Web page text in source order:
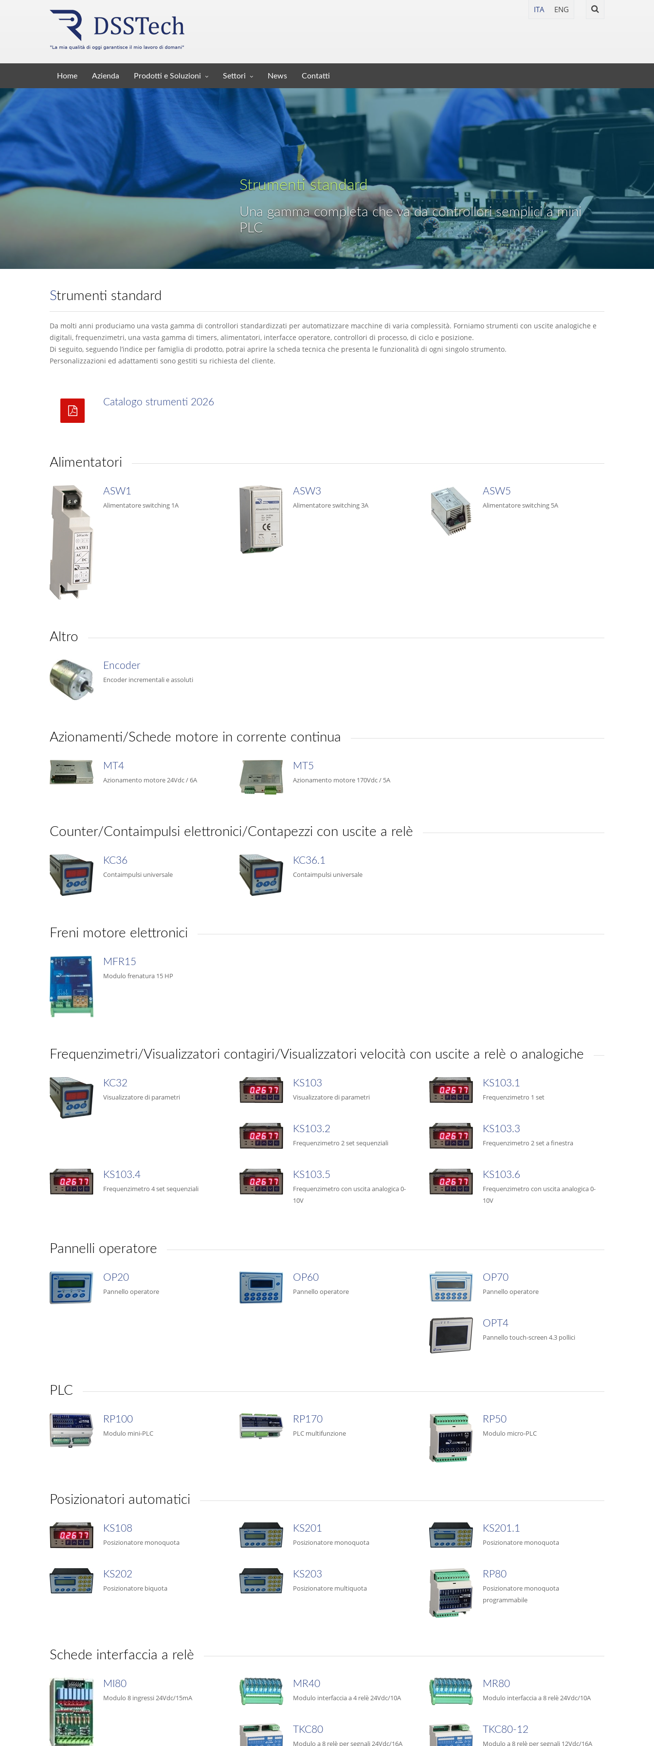
ITA ENG
Home Azienda Prodotti e Soluzioni Settori News Contatti
Strumenti standard
Una gamma completa che va da controllori semplici a mini
PLC
Strumenti standard
Da molti anni produciamo una vasta gamma di controllori standardizzati per automatizzare macchine di varia complessità. Forniamo strumenti con uscite analogiche e
digitali, frequenzimetri, una vasta gamma di timers, alimentatori, interfacce operatore, controllori di processo, di ciclo e posizione.
Di seguito, seguendo l’indice per famiglia di prodotto, potrai aprire la scheda tecnica che presenta le funzionalità di ogni singolo strumento.
Personalizzazioni ed adattamenti sono gestiti su richiesta del cliente.
Catalogo strumenti 2026
Alimentatori
ASW1
Alimentatore switching 1A
ASW3
Alimentatore switching 3A
ASW5
Alimentatore switching 5A
Altro
Encoder
Encoder incrementali e assoluti
Azionamenti/Schede motore in corrente continua
MT4
Azionamento motore 24Vdc / 6A
MT5
Azionamento motore 170Vdc / 5A
Counter/Contaimpulsi elettronici/Contapezzi con uscite a relè
KC36
Contaimpulsi universale
KC36.1
Contaimpulsi universale
Freni motore elettronici
MFR15
Modulo frenatura 15 HP
Frequenzimetri/Visualizzatori contagiri/Visualizzatori velocità con uscite a relè o analogiche
KC32
Visualizzatore di parametri
KS103
Visualizzatore di parametri
KS103.1
Frequenzimetro 1 set
KS103.2
Frequenzimetro 2 set sequenziali
KS103.3
Frequenzimetro 2 set a finestra
KS103.4
Frequenzimetro 4 set sequenziali
KS103.5
Frequenzimetro con uscita analogica 0-
10V
KS103.6
Frequenzimetro con uscita analogica 0-
10V
Pannelli operatore
OP20
Pannello operatore
OP60
Pannello operatore
OP70
Pannello operatore
OPT4
Pannello touch-screen 4.3 pollici
PLC
RP100
Modulo mini-PLC
RP170
PLC multifunzione
RP50
Modulo micro-PLC
Posizionatori automatici
KS108
Posizionatore monoquota
KS201
Posizionatore monoquota
KS201.1
Posizionatore monoquota
KS202
Posizionatore biquota
KS203
Posizionatore multiquota
RP80
Posizionatore monoquota
programmabile
Schede interfaccia a relè
MI80
Modulo 8 ingressi 24Vdc/15mA
MR40
Modulo interfaccia a 4 relè 24Vdc/10A
MR80
Modulo interfaccia a 8 relè 24Vdc/10A
TKC80
Modulo a 8 relè per segnali 24Vdc/16A
TKC80-12
Modulo a 8 relè per segnali 12Vdc/16A